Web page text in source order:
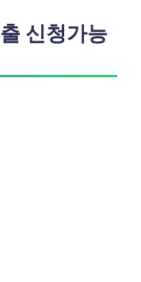
신청가능